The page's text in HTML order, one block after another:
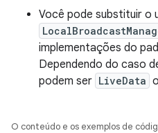
Você pode substituir o
implementações do
Dependendo do caso
podem ser LiveData
O conteúdo e os exemplos de